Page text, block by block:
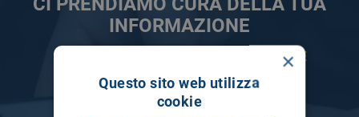
INFORMAZIONE
ISCRIVITI AI NOSTRI CANALI PER RESTARE
×
Questo sito web utilizza
cookie